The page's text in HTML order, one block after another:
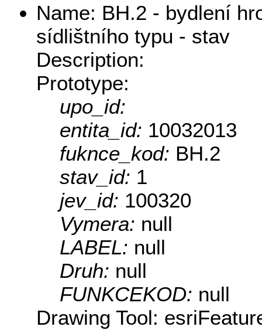
Name: BH.2 - bydlení
sídlištního typu - stav
Description:
Prototype:
upo_id:
entita_id: 10032013
fuknce_kod: BH.2
stav_id: 1
jev_id: 100320
Vymera: null
LABEL: null
Druh: null
FUNKCEKOD: null
Drawing Tool: